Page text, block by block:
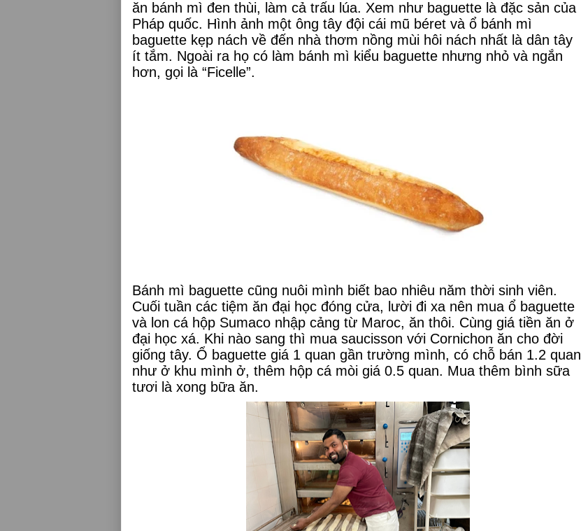
ăn bánh mì đen thùi, làm cả trấu lúa. Xem như baguette là đặc sản của
Pháp quốc. Hình ảnh một ông tây đội cái mũ béret và ổ bánh mì
baguette kẹp nách về đến nhà thơm nồng mùi hôi nách nhất là dân tây
ít tắm. Ngoài ra họ có làm bánh mì kiểu baguette nhưng nhỏ và ngắn
hơn, gọi là “Ficelle”.
Bánh mì baguette cũng nuôi mình biết bao nhiêu năm thời sinh viên.
Cuối tuần các tiệm ăn đại học đóng cửa, lười đi xa nên mua ổ baguette
và lon cá hộp Sumaco nhập cảng từ Maroc, ăn thôi. Cùng giá tiền ăn ở
đại học xá. Khi nào sang thì mua saucisson với Cornichon ăn cho đời
giống tây. Ổ baguette giá 1 quan gần trường mình, có chỗ bán 1.2 quan
như ở khu mình ở, thêm hộp cá mòi giá 0.5 quan. Mua thêm bình sữa
tươi là xong bữa ăn.